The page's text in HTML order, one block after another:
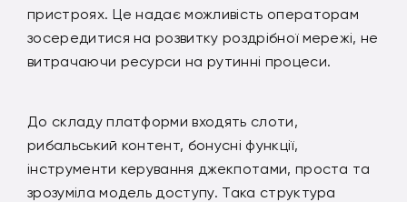
пристроях. Це надає можливість операторам
зосередитися на розвитку роздрібної мережі, не
витрачаючи ресурси на рутинні процеси.
До складу платформи входять слоти,
рибальський контент, бонусні функції,
інструменти керування джекпотами, проста та
зрозуміла модель доступу. Така структура